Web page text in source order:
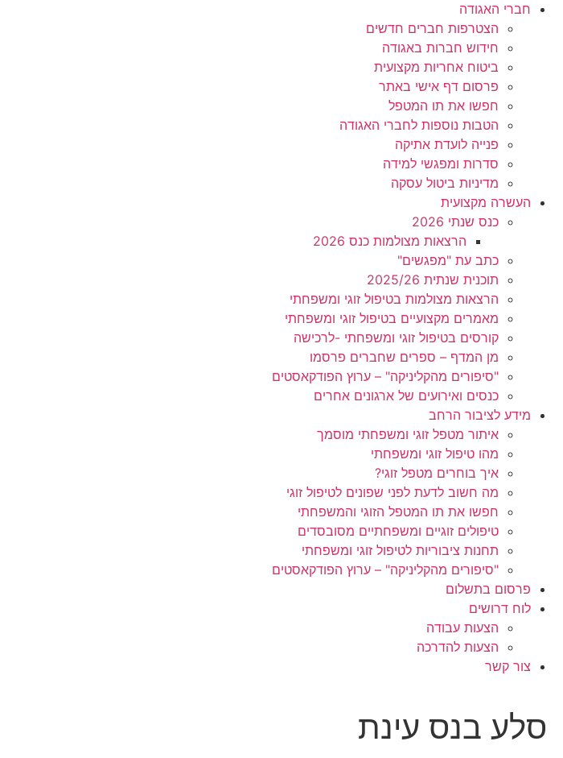
חברי האגודה
הצטרפות חברים חדשים
חידוש חברות באגודה
ביטוח אחריות מקצועית
פרסום דף אישי באתר
חפשו את תו המטפל
הטבות נוספות לחברי האגודה
פנייה לועדת אתיקה
סדרות ומפגשי למידה
מדיניות ביטול עסקה
העשרה מקצועית
כנס שנתי 2026
הרצאות מצולמות כנס 2026
כתב עת "מפגשים"
תוכנית שנתית 2025/26
הרצאות מצולמות בטיפול זוגי ומשפחתי
מאמרים מקצועיים בטיפול זוגי ומשפחתי
קורסים בטיפול זוגי ומשפחתי -לרכישה
מן המדף – ספרים שחברים פרסמו
"סיפורים מהקליניקה" – ערוץ הפודקאסטים
כנסים ואירועים של ארגונים אחרים
מידע לציבור הרחב
איתור מטפל זוגי ומשפחתי מוסמך
מהו טיפול זוגי ומשפחתי
איך בוחרים מטפל זוגי?
מה חשוב לדעת לפני שפונים לטיפול זוגי
חפשו את תו המטפל הזוגי והמשפחתי
טיפולים זוגיים ומשפחתיים מסובסדים
תחנות ציבוריות לטיפול זוגי ומשפחתי
"סיפורים מהקליניקה" – ערוץ הפודקאסטים
פרסום בתשלום
לוח דרושים
הצעות עבודה
הצעות להדרכה
צור קשר
סלע בנס עינת